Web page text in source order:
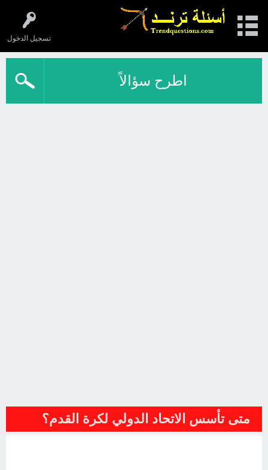
تسجيل الدخول
اطرح سؤالاً
متى تأسس الاتحاد الدولي لكرة القدم؟